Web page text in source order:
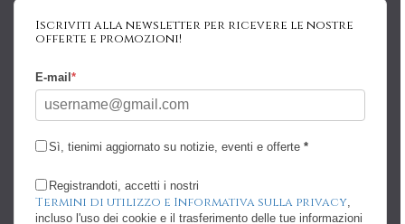
Iscriviti alla newsletter per ricevere le nostre
offerte e promozioni!
E-mail *
Sì, tienimi aggiornato su notizie, eventi e offerte *
Registrandoti, accetti i nostri
Termini di utilizzo e Informativa sulla privacy,
incluso l'uso dei cookie e il trasferimento delle tue informazioni